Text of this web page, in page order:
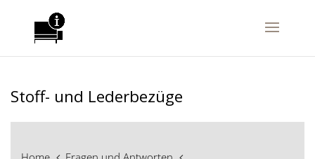
Stoff- und Lederbezüge